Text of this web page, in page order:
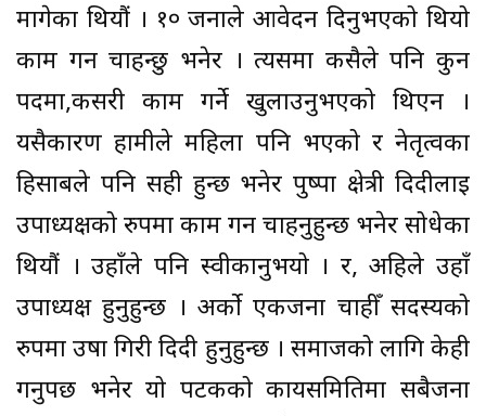
मागेका थियौं । १० जनाले आवेदन दिनुभएको थियो
काम गर्न चाहन्छु भनेर । त्यसमा कसैले पनि कुन
पदमा,कसरी काम गर्ने खुलाउनुभएको थिएन ।
यसैकारण हामीले महिला पनि भएको र नेतृत्वका
हिसाबले पनि सही हुन्छ भनेर पुष्पा क्षेत्री दिदीलाई
उपाध्यक्षको रुपमा काम गर्न चाहनुहुन्छ भनेर सोधेका
थियौं । उहाँले पनि स्वीकार्नुभयो । र, अहिले उहाँ
उपाध्यक्ष हुनुहुन्छ । अर्को एकजना चाहीँ सदस्यको
रुपमा उषा गिरी दिदी हुनुहुन्छ । समाजको लागि केही
गर्नुपर्छ भनेर यो पटकको कार्यसमितिमा सबैजना